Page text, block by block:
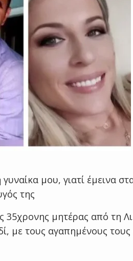
μου, γιατί έμεινα
της
35χρονης μητέρας από τη
με τους αγαπημένους